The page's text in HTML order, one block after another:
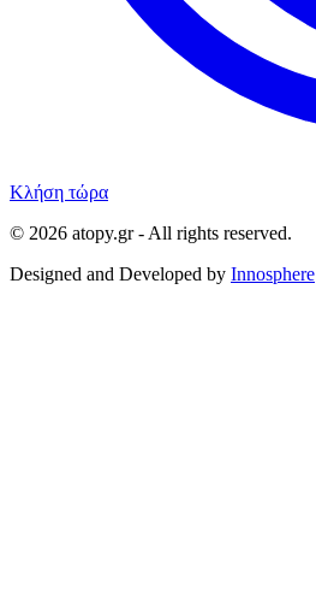
Κλήση τώρα
© 2026 atopy.gr - All rights reserved.
Designed and Developed by Innosphere